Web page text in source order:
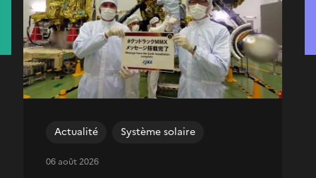
Actualité Système solaire
06 août 2026